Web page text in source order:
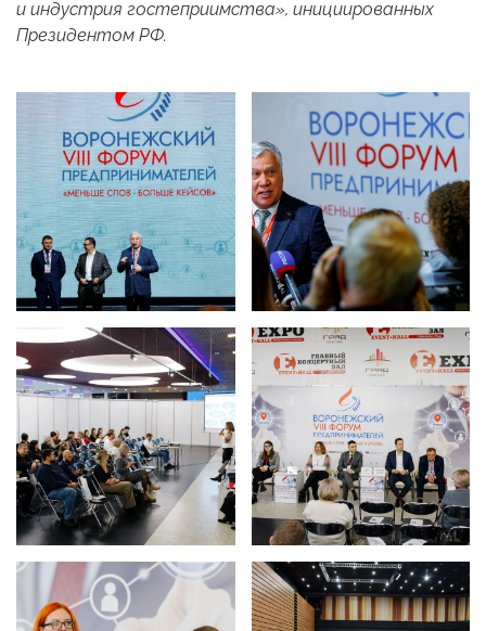
и индустрия гостеприимства», инициированных
Президентом РФ.